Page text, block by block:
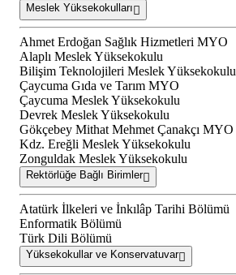
Meslek Yüksekokulları
Ahmet Erdoğan Sağlık Hizmetleri MYO
Alaplı Meslek Yüksekokulu
Bilişim Teknolojileri Meslek Yüksekokulu
Çaycuma Gıda ve Tarım MYO
Çaycuma Meslek Yüksekokulu
Devrek Meslek Yüksekokulu
Gökçebey Mithat Mehmet Çanakçı MYO
Kdz. Ereğli Meslek Yüksekokulu
Zonguldak Meslek Yüksekokulu
Rektörlüğe Bağlı Birimler
Atatürk İlkeleri ve İnkılâp Tarihi Bölümü
Enformatik Bölümü
Türk Dili Bölümü
Yüksekokullar ve Konservatuvar